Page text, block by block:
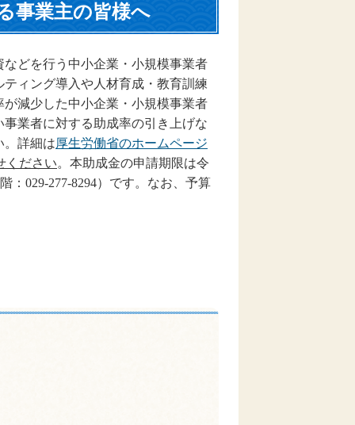
事業主の皆様へ
どを行う中小企業・小規模事業者
ィング導入や人材育成・教育訓練
減少した中小企業・小規模事業者
業者に対する助成率の引き上げな
。詳細は厚生労働省のホームページ
ください。本助成金の申請期限は令
： 029-277-8294）です。なお、予算